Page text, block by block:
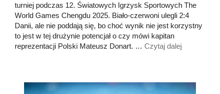
turniej podczas 12. Światowych Igrzysk Sportowych The
World Games Chengdu 2025. Biało-czerwoni ulegli 2:4
Danii, ale nie poddają się, bo choć wynik nie jest korzystny
to jest w tej drużynie potencjał o czy mówi kapitan
reprezentacji Polski Mateusz Donart. … Czytaj dalej